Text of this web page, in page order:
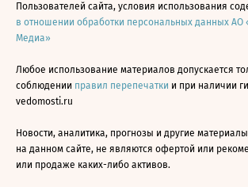
Пользователей сайта, условия использования
в отношении обработки персональных данных АО
Медиа»
Любое использование материалов допускается
соблюдении правил перепечатки и при наличии
vedomosti.ru
Новости, аналитика, прогнозы и другие
на данном сайте, не являются офертой или
или продаже каких-либо активов.